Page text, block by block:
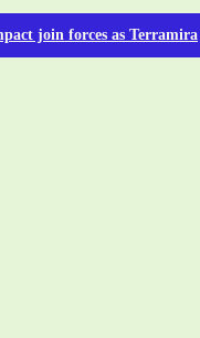
join forces as Terramira